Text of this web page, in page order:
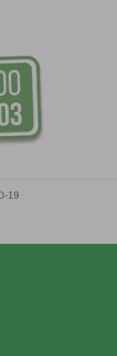
19